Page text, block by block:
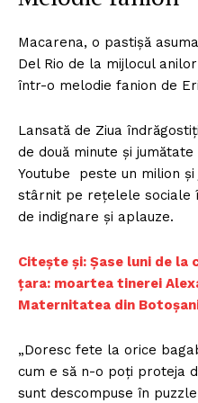
Macarena, o pastișă
Del Rio de la mijlocul
într-o melodie fanion de
Lansată de Ziua
de două minute și
Youtube peste un milion
stârnit pe rețelele sociale
de indignare și aplauze.
Citește și: Șase luni de la
țara: moartea tinerei
Maternitatea din
„Doresc fete la orice
cum e să n-o poți proteja
sunt descompuse în